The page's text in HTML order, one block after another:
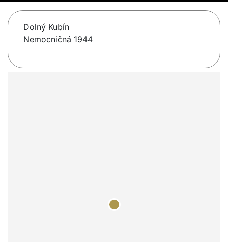
Dolný Kubín
Nemocničná 1944